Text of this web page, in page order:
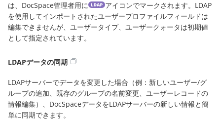
は、DocSpace管理者用に
アイコンでマークされます。LDAP
を使用してインポートされたユーザープロファイルフィールドは
編集できませんが、ユーザータイプ、ユーザークォータは初期値
として指定されています。
LDAPデータの同期
LDAPサーバーでデータを変更した場合（例：新しいユーザー/グ
ループの追加、既存のグループの名前変更、ユーザーレコードの
情報編集）、DocSpaceデータをLDAPサーバーの新しい情報と簡
単に同期できます。